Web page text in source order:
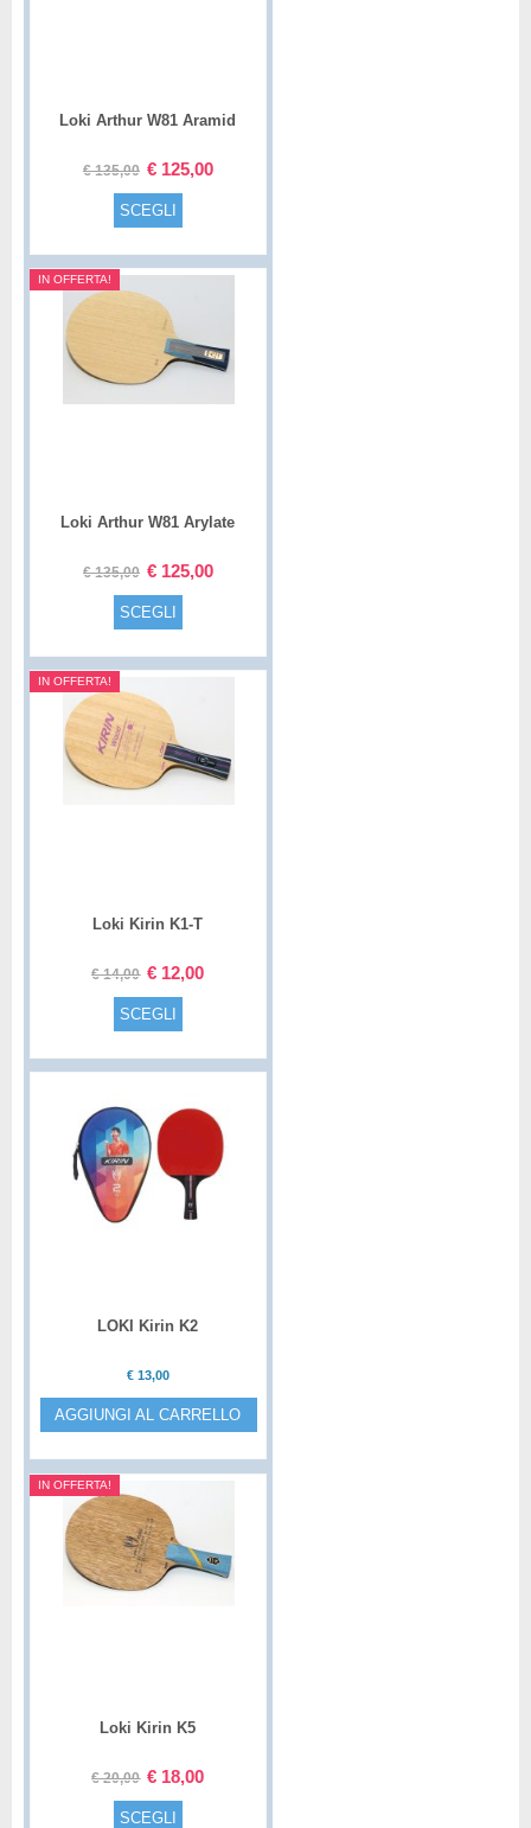
Loki Arthur W81 Aramid
€135,00 € 125,00
SCEGLI
IN OFFERTA!
Loki Arthur W81 Arylate
€135,00 € 125,00
SCEGLI
IN OFFERTA!
Loki Kirin K1-T
€14,00 € 12,00
SCEGLI
LOKI Kirin K2
€ 13,00
AGGIUNGI AL CARRELLO
IN OFFERTA!
Loki Kirin K5
€20,00 € 18,00
SCEGLI